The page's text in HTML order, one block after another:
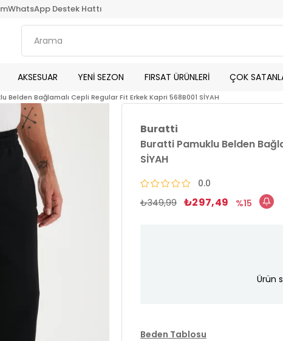
WhatsApp Destek Hattı
AKSESUAR YENİ SEZON FIRSAT ÜRÜNLERİ ÇOK
Belden Bağlamalı Cepli Regular Fit Erkek Kapri 568B001 SİYAH
Buratti
Buratti Pamuklu Belden
SİYAH
0.0
₺349,99 ₺297,49 15
Ürün
Beden Tablosu